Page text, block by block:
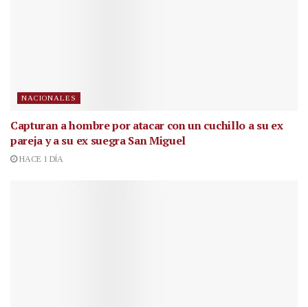
NACIONALES
Capturan a hombre por atacar con un cuchillo a su ex
pareja y a su ex suegra San Miguel
HACE 1 DÍA